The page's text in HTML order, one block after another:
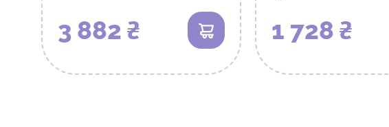
3 882 ₴ В кошик 1 728 ₴